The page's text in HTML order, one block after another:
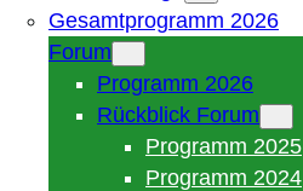
Gesamtprogramm 2026
Forum
Programm 2026
Rückblick Forum
Programm 2025
Programm 2024